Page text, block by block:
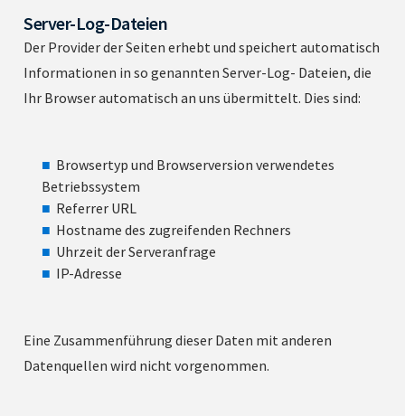
Server-Log-Dateien
Der Provider der Seiten erhebt und speichert automatisch
Informationen in so genannten Server-Log- Dateien, die
Ihr Browser automatisch an uns übermittelt. Dies sind:
Browsertyp und Browserversion verwendetes
Betriebssystem
Referrer URL
Hostname des zugreifenden Rechners
Uhrzeit der Serveranfrage
IP-Adresse
Eine Zusammenführung dieser Daten mit anderen
Datenquellen wird nicht vorgenommen.